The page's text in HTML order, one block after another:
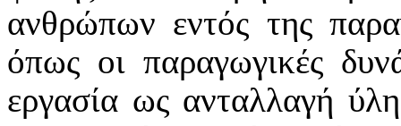
ανθρώπων εντός της
όπως οι παραγωγικές
εργασία ως ανταλλαγή